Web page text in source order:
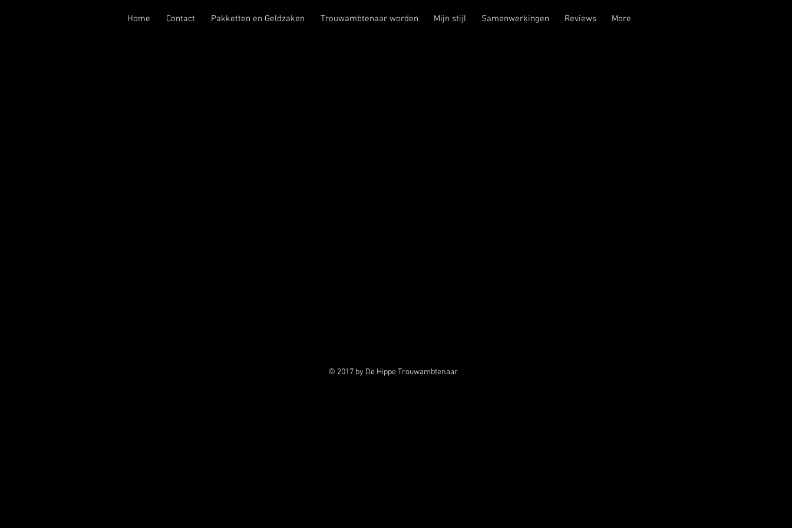
Home Contact Pakketten en Geldzaken Trouwambtenaar worden Mijn stijl Samenwerkingen Reviews More
© 2017 by De Hippe Trouwambtenaar